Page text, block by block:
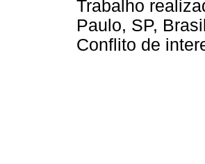
Trabalho
Paulo, SP,
Conflito de